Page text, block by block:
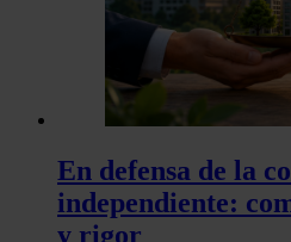
sitio web con nuestros
análisis web, quienes pueden
haya proporcionado o que
hecho de sus servicios.
En defensa de la
independiente:
y rigor